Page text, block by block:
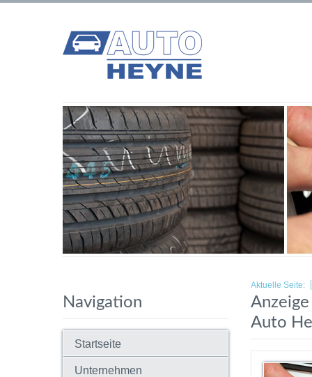
Navigation
Startseite
Unternehmen
Aktuelle Seite:
Auto